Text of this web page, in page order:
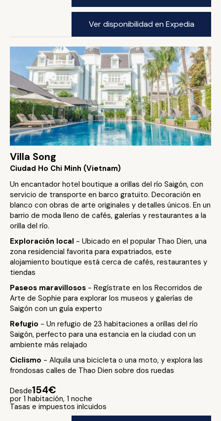
Ver disponibilidad en Expedia
Villa Song
Ciudad Ho Chi Minh (Vietnam)
Un encantador hotel boutique a orillas del río Saigón, con
servicio de transporte en barco gratuito. Decoración en
blanco con obras de arte originales y detalles únicos. En un
barrio de moda lleno de cafés, galerías y restaurantes a la
orilla del río.
Exploración local - Ubicado en el popular Thao Dien, una
zona residencial favorita para expatriados, este
alojamiento boutique está cerca de cafés, restaurantes y
tiendas
Paseos maravillosos - Regístrate en los Recorridos de
Arte de Sophie para explorar los museos y galerías de
Saigón con un guía experto
Refugio - Un refugio de 23 habitaciones a orillas del río
Saigón, perfecto para una estancia en la ciudad con un
ambiente más relajado
Ciclismo - Alquila una bicicleta o una moto, y explora las
frondosas calles de Thao Dien sobre dos ruedas
Desde154€
por 1 habitación, 1 noche
Tasas e impuestos inlcuidos